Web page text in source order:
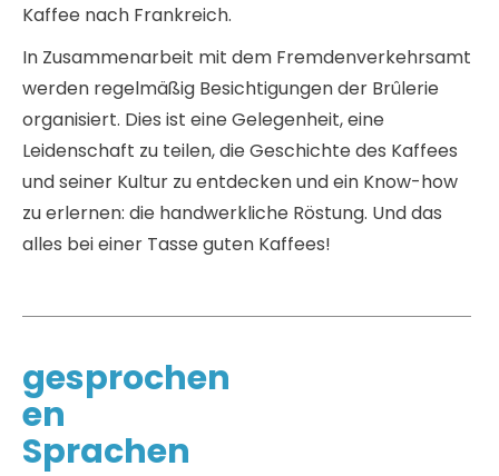
Kaffee nach Frankreich.
In Zusammenarbeit mit dem Fremdenverkehrsamt
werden regelmäßig Besichtigungen der Brûlerie
organisiert. Dies ist eine Gelegenheit, eine
Leidenschaft zu teilen, die Geschichte des Kaffees
und seiner Kultur zu entdecken und ein Know-how
zu erlernen: die handwerkliche Röstung. Und das
alles bei einer Tasse guten Kaffees!
gesprochen
en
Sprachen